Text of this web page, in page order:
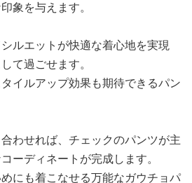
象を与えます。
ルエットが快適な着心地を実現
て過ごせます。
イルアップ効果も期待できるパン
わせれば、チェックのパンツが主
ーディネートが完成します。
にも着こなせる万能なガウチョパ